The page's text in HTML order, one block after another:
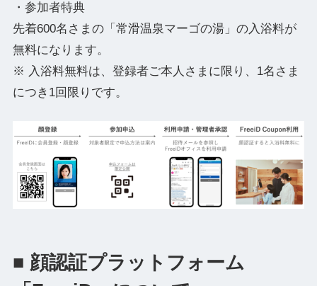
・参加者特典
先着600名さまの「常滑温泉マーゴの湯」の入浴料が
無料になります。
※ 入浴料無料は、登録者ご本人さまに限り、1名さま
につき1回限りです。
■ 顔認証プラットフォーム